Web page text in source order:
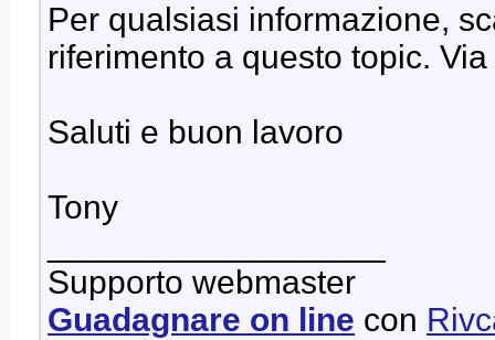
Per qualsiasi informazione,
riferimento a questo topic.
Saluti e buon lavoro
Tony
Supporto webmaster
Guadagnare on line con